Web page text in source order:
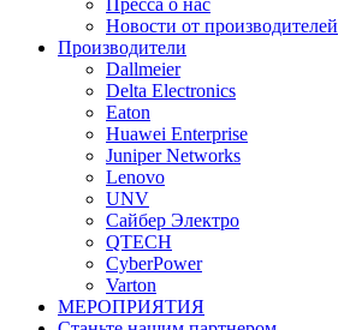
Новости от производителей
Производители
Dallmeier
Delta Electronics
Eaton
Huawei Enterprise
Juniper Networks
Lenovo
UNV
Сайбер Электро
QTECH
CyberPower
Varton
МЕРОПРИЯТИЯ